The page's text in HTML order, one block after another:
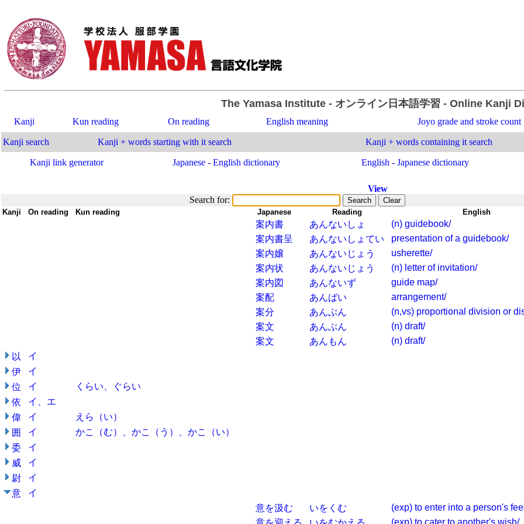
The Yamasa Institute- オンライン日本語学習 - Online Kanji
Kanji Kun reading On reading English meaning Joyo grade and stroke count
Kanji search Kanji + words starting with it search Kanji + words containing it search
Kanji link generator Japanese - English dictionary English - Japanese dictionary
View
Search for:
Kanji On reading Kun reading Japanese Reading English
案内書 あんないしょ
(n) guidebook/
案内書呈
あんないしょてい
presentation of a guidebook/
案内嬢
あんないじょう
usherette/
案内状
あんないじょう
(n) letter of invitation/
案内図
あんないず
guide map/
案配
あんばい
arrangement/
案分
あんぶん
(n,vs) proportional division or
案文
あんぶん
(n) draft/
案文
あんもん
(n) draft/
以
イ
伊
イ
位
イ
くらい、ぐらい
依
イ、エ
偉
イ
えら（い）
囲
イ
かこ（む）、かこ（う）、かこ（い）
委
イ
威
イ
尉
イ
意
イ
意を汲む
いをくむ
(exp) to enter into a person's
(exp) to cater to another's wish/